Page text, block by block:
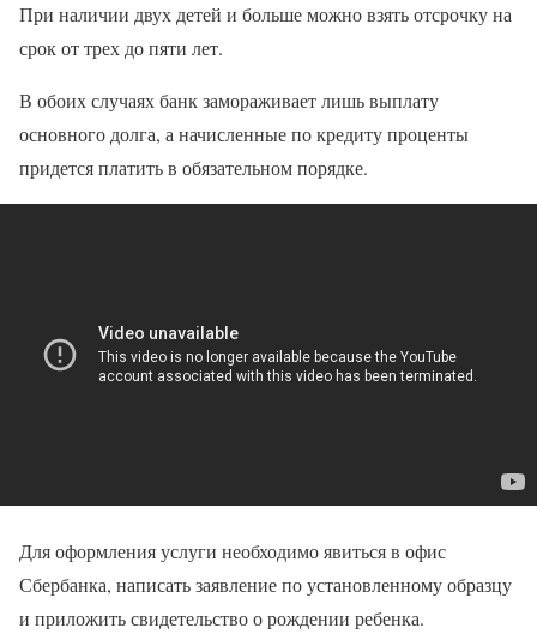
При наличии двух детей и больше можно взять отсрочку на
срок от трех до пяти лет.
В обоих случаях банк замораживает лишь выплату
основного долга, а начисленные по кредиту проценты
придется платить в обязательном порядке.
Для оформления услуги необходимо явиться в офис
Сбербанка, написать заявление по установленному образцу
и приложить свидетельство о рождении ребенка.